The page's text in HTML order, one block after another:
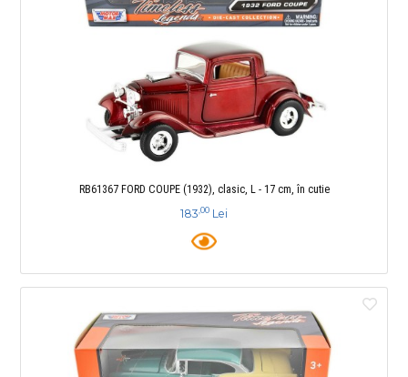
RB61367 FORD COUPE (1932), clasic, L - 17 cm, în cutie
183 ,00 Lei